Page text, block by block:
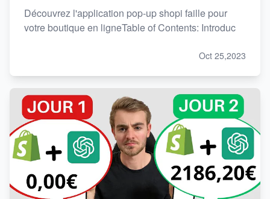
Découvrez l'application pop-up shopi faille pour
votre boutique en ligneTable of Contents: Introduc
Oct 25,2023